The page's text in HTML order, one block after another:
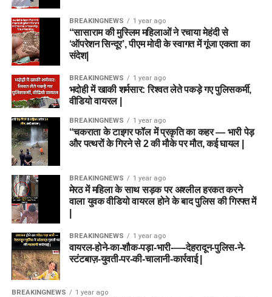
Important Links
Official Notification
Official Website
BREAKINGNEWS 1 year ago
“सासाराम की मुस्लिम महिलाओं ने रचाया मेहंदी से
‘ऑपरेशन सिन्दूर’, पीएम मोदी के स्वागत में गूंजा एकता का
संदेश|
BREAKINGNEWS 1 year ago
भदोही में खाकी शर्मसार: रिश्वत लेते पकड़े गए पुलिसकर्मी,
वीडियो वायरल |
BREAKINGNEWS 1 year ago
“चकराता के टाइगर फॉल में प्रकृति का कहर — भारी पेड़
और पत्थरों के गिरने से 2 की मौके पर मौत, कई घायल |
BREAKINGNEWS 1 year ago
मेरठ में महिला के साथ सड़क पर अश्लील हरकत करने
वाला युवक वीडियो वायरल होने के बाद पुलिस की गिरफ्त में
BREAKINGNEWS 1 year ago
वायरल-होने-का-शौक-पड़ा-भारी-—-देहरादून-पुलिस-ने-
स्टंटबाज़-युवती-पर-की-चालानी-कार्रवाई |
BREAKINGNEWS 1 year ago